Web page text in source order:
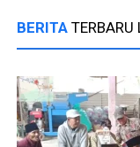
BERITA TERBARU